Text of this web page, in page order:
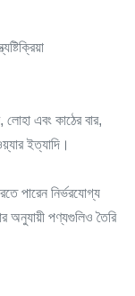
এবং কাঠের বার,
ইত্যাদি।
পারেন নির্ভরযোগ্য
অনুযায়ী পণ্যগুলিও তৈরি